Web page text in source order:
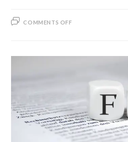
COMMENTS OFF